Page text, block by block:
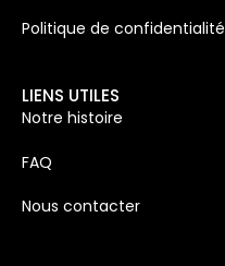
Politique de confidentialité
LIENS UTILES
Notre histoire
FAQ
Nous contacter